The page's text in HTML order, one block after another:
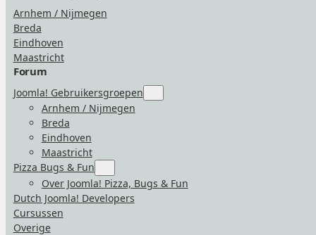
Arnhem / Nijmegen
Breda
Eindhoven
Maastricht
Forum
Joomla! Gebruikersgroepen
for
Arnhem / Nijmegen
Breda
Eindhoven
Maastricht
Pizza Bugs & Fun
for
“Pizza
Bugs
Over Joomla! Pizza, Bugs & Fun
Dutch Joomla! Developers
Cursussen
Overige